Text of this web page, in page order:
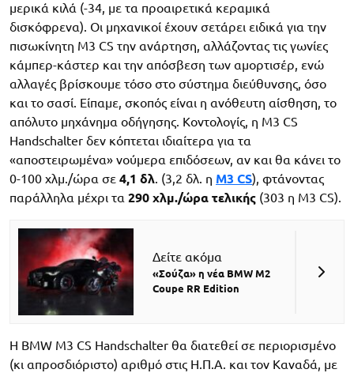
μερικά κιλά (-34, με τα προαιρετικά κεραμικά
δισκόφρενα). Οι μηχανικοί έχουν σετάρει ειδικά για την
πισωκίνητη M3 CS την ανάρτηση, αλλάζοντας τις γωνίες
κάμπερ-κάστερ και την απόσβεση των αμορτισέρ, ενώ
αλλαγές βρίσκουμε τόσο στο σύστημα διεύθυνσης, όσο
και το σασί. Είπαμε, σκοπός είναι η ανόθευτη αίσθηση, το
απόλυτο μηχάνημα οδήγησης. Κοντολογίς, η M3 CS
Handschalter δεν κόπτεται ιδιαίτερα για τα
«αποστειρωμένα» νούμερα επιδόσεων, αν και θα κάνει το
0-100 χλμ./ώρα σε 4,1 δλ. (3,2 δλ. η M3 CS), φτάνοντας
παράλληλα μέχρι τα 290 χλμ./ώρα τελικής (303 η M3 CS).
Δείτε ακόμα
«Σούζα» η νέα BMW M2
Coupe RR Edition
Η BMW M3 CS Handschalter θα διατεθεί σε περιορισμένο
(κι απροσδιόριστο) αριθμό στις Η.Π.Α. και τον Καναδά, με